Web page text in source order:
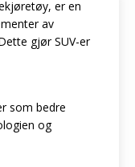
er en
av
gjør SUV-er
som bedre
og